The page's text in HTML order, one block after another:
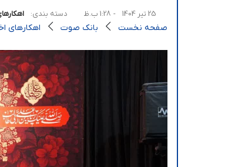
25 تیر 1404 - 1:28 ب.ظ دسته بندی:
صفحه نخست بانک صوت اهکارهای